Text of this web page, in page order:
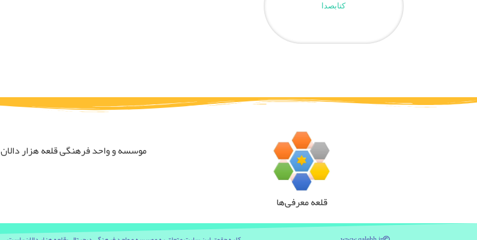
کتابصدا
قلعه معرفی‌ها
موسسه و واحد فرهنگی قلعه هزار دالان